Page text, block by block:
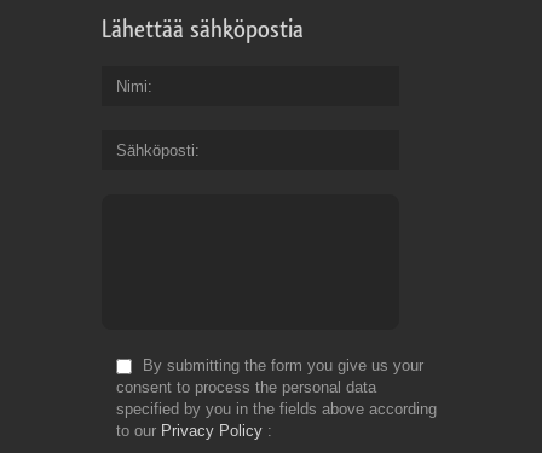
Lähettää sähköpostia
Nimi
Sähköposti
By submitting the form you give us your
consent to process the personal data
specified by you in the fields above according
to our Privacy Policy